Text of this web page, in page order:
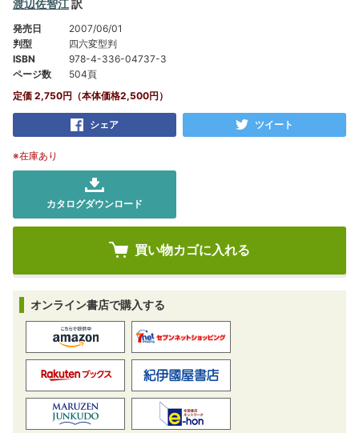
渡辺佐智江訳
発売日
2007/06/01
判型
四六変型判
ISBN
978-4-336-04737-3
ページ数
504頁
定価 2,750円（本体価格2,500円）
シェア ツイート
※在庫あり
カタログダウンロード
オンライン書店で購入する